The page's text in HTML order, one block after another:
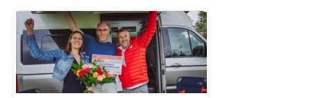
met elkaar 1 miljoen euro.
Postcode Loterij-ambassadeur
Quinty Trustfull verrast de
winnaars met de cheques.